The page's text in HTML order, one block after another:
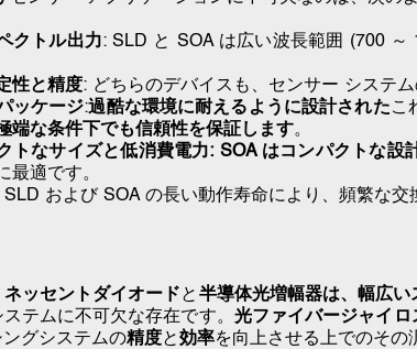
クトル出力 : SLD と SOA は広い波長範囲 (700 ～
性と精度: どちらのデバイスも、 センサー システ
ッケージ:過酷な環境に耐えるように設計されたこ
端な条件下でも信頼性を保証します。
トなサイズと低消費電力: SOA はコンパクトな
最適です。
SLD および SOA の長い動作寿命により、頻繁な交
ッセントダイオード と 半導体光増幅器は、幅広い
テムに不可欠な存在です。 光ファイバージャイロ
グシステムの精度と効率を向上させる上でのその